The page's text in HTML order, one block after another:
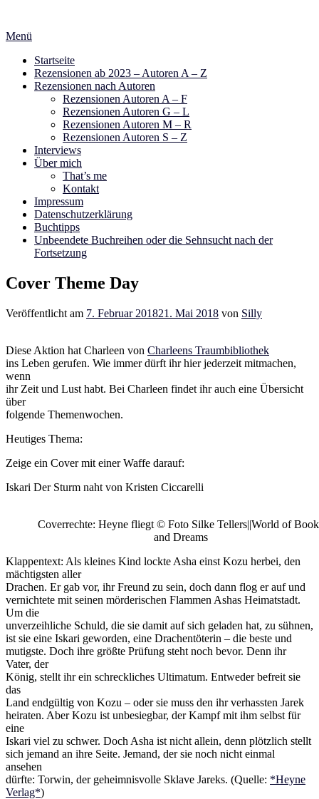
springen
Menü
Startseite
Rezensionen ab 2023 – Autoren A – Z
Rezensionen nach Autoren
Rezensionen Autoren A – F
Rezensionen Autoren G – L
Rezensionen Autoren M – R
Rezensionen Autoren S – Z
Interviews
Über mich
That’s me
Kontakt
Impressum
Datenschutzerklärung
Buchtipps
Unbeendete Buchreihen oder die Sehnsucht nach der
Fortsetzung
Cover Theme Day
Veröffentlicht am 7. Februar 201821. Mai 2018 von Silly
Diese Aktion hat Charleen von Charleens Traumbibliothek
ins Leben gerufen. Wie immer dürft ihr hier jederzeit mitmachen,
wenn
ihr Zeit und Lust habt. Bei Charleen findet ihr auch eine Übersicht
über
folgende Themenwochen.
Heutiges Thema:
Zeige ein Cover mit einer Waffe darauf:
Iskari Der Sturm naht von Kristen Ciccarelli
Coverrechte: Heyne fliegt © Foto Silke Tellers||World of
and Dreams
Klappentext: Als kleines Kind lockte Asha einst Kozu herbei, den
mächtigsten aller
Drachen. Er gab vor, ihr Freund zu sein, doch dann flog er auf und
vernichtete mit seinen mörderischen Flammen Ashas Heimatstadt.
Um die
unverzeihliche Schuld, die sie damit auf sich geladen hat, zu sühnen,
ist sie eine Iskari geworden, eine Drachentöterin – die beste und
mutigste. Doch ihre größte Prüfung steht noch bevor. Denn ihr
Vater, der
König, stellt ihr ein schreckliches Ultimatum. Entweder befreit sie
das
Land endgültig von Kozu – oder sie muss den ihr verhassten Jarek
heiraten. Aber Kozu ist unbesiegbar, der Kampf mit ihm selbst für
eine
Iskari viel zu schwer. Doch Asha ist nicht allein, denn plötzlich stellt
sich jemand an ihre Seite. Jemand, der sie noch nicht einmal
ansehen
dürfte: Torwin, der geheimnisvolle Sklave Jareks. (Quelle: *Heyne
Verlag*)